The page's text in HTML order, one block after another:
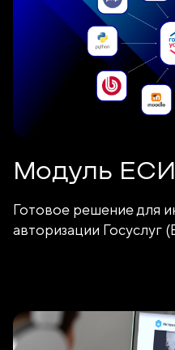
Модуль
Готовое решение для
авторизации Госуслуг